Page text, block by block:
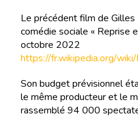
Le précédent film de
comédie sociale « Reprise
octobre 2022
https://fr.wikipedia.org/
Son budget prévisionnel
le même producteur et le
rassemblé 94 000